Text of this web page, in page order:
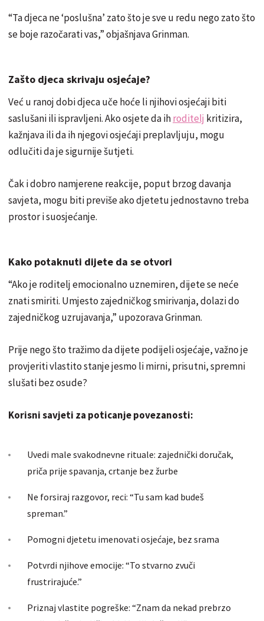
“Ta djeca ne ‘poslušna’ zato što je sve u redu nego zato što
se boje razočarati vas,” objašnjava Grinman.
Zašto djeca skrivaju osjećaje?
Već u ranoj dobi djeca uče hoće li njihovi osjećaji biti
saslušani ili ispravljeni. Ako osjete da ihroditelj kritizira,
kažnjava ili da ih njegovi osjećaji preplavljuju, mogu
odlučiti da je sigurnije šutjeti.
Čak i dobro namjerene reakcije, poput brzog davanja
savjeta, mogu biti previše ako djetetu jednostavno treba
prostor i suosjećanje.
Kako potaknuti dijete da se otvori
“Ako je roditelj emocionalno uznemiren, dijete se neće
znati smiriti. Umjesto zajedničkog smirivanja, dolazi do
zajedničkog uzrujavanja,” upozorava Grinman.
Prije nego što tražimo da dijete podijeli osjećaje, važno je
provjeriti vlastito stanje jesmo li mirni, prisutni, spremni
slušati bez osude?
Korisni savjeti za poticanje povezanosti:
Uvedi male svakodnevne rituale: zajednički doručak,
priča prije spavanja, crtanje bez žurbe
Ne forsiraj razgovor, reci: “Tu sam kad budeš
spreman.”
Pomogni djetetu imenovati osjećaje, bez srama
Potvrdi njihove emocije: “To stvarno zvuči
frustrirajuće.”
Priznaj vlastite pogreške: “Znam da nekad prebrzo